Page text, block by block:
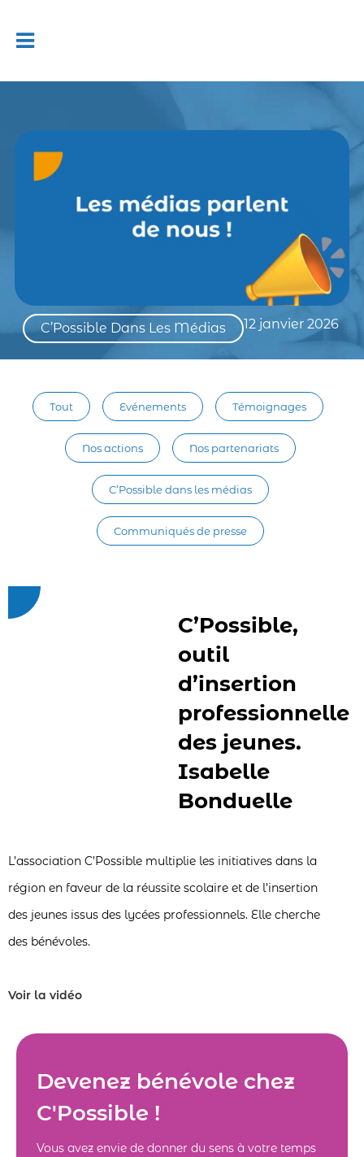
C’Possible Dans Les Médias 12 janvier 2026
Tout Evénements Témoignages
Nos actions Nos partenariats
C’Possible dans les médias
Communiqués de presse
C’Possible,
outil
d’insertion
professionnelle
des jeunes.
Isabelle
Bonduelle
L’association C’Possible multiplie les initiatives dans la
région en faveur de la réussite scolaire et de l’insertion
des jeunes issus des lycées professionnels. Elle cherche
des bénévoles.
Voir la vidéo
Devenez bénévole chez
C'Possible !
Vous avez envie de donner du sens à votre temps